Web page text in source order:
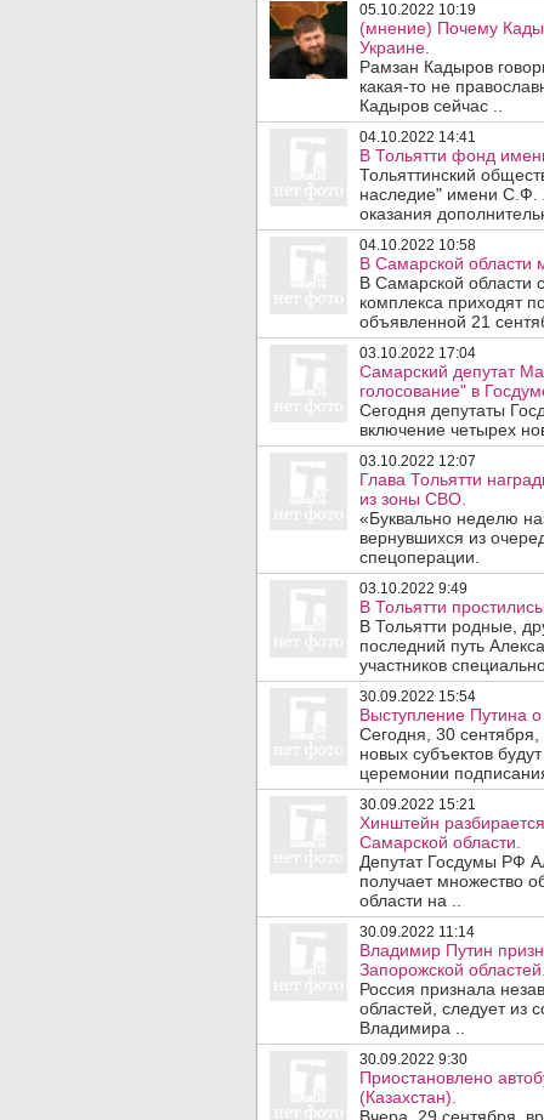
05.10.2022 10:19
(мнение) Почему
Украине.
Рамзан Кадыров
какая-то не
Кадыров сейчас ..
04.10.2022 14:41
В Тольятти фонд
Тольяттинский
наследие" имени С.Ф.
оказания
04.10.2022 10:58
В Самарской области
В Самарской области
комплекса приходят
объявленной 21
03.10.2022 17:04
Самарский депутат
голосование" в
Сегодня депутаты
включение четырех
03.10.2022 12:07
Глава Тольятти
из зоны СВО.
«Буквально неделю
вернувшихся из
спецоперации.
03.10.2022 9:49
В Тольятти
В Тольятти родные,
последний путь
участников
30.09.2022 15:54
Выступление Путина
Сегодня, 30
новых субъектов
церемонии
30.09.2022 15:21
Хинштейн
Самарской области.
Депутат Госдумы РФ
получает множество
области на ..
30.09.2022 11:14
Владимир Путин
Запорожской
Россия признала
областей, следует из
Владимира ..
30.09.2022 9:30
Приостановлено
(Казахстан).